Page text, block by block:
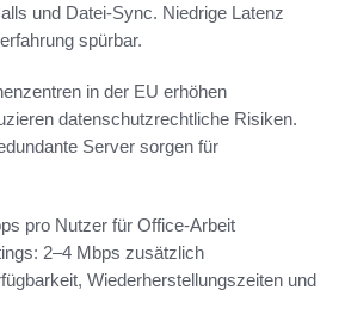
und Datei-Sync. Niedrige Latenz
spürbar.
in der EU erhöhen
datenschutzrechtliche Risiken.
Server sorgen für
pro Nutzer für Office-Arbeit
2–4 Mbps zusätzlich
Wiederherstellungszeiten und